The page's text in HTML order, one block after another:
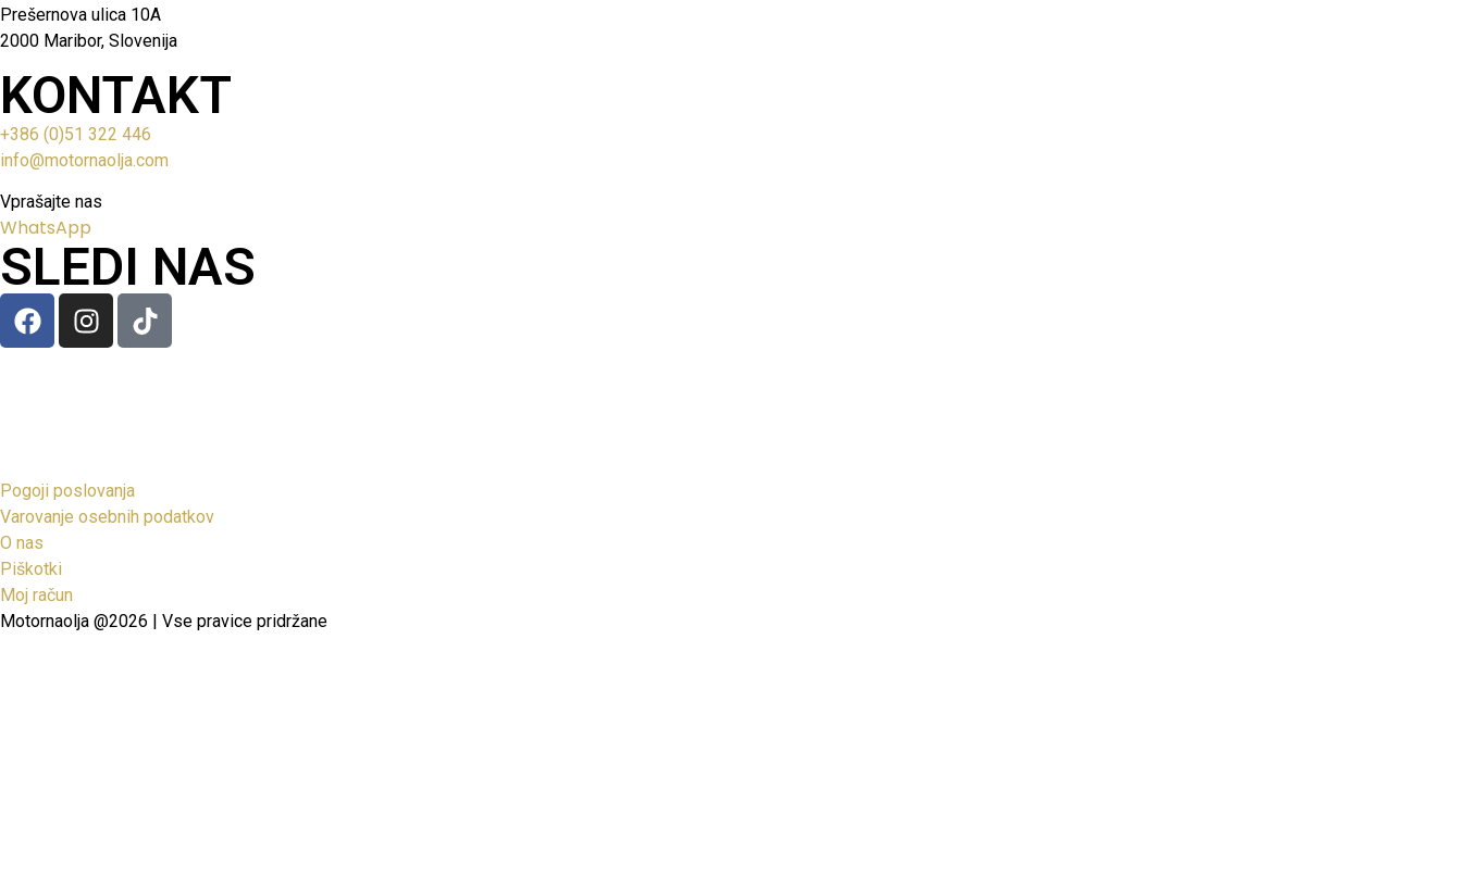
Prešernova ulica 10A
2000 Maribor, Slovenija
KONTAKT
+386 (0)51 322 446
info@motornaolja.com
Vprašajte nas
WhatsApp
SLEDI NAS
Pogoji poslovanja
Varovanje osebnih podatkov
O nas
Piškotki
Moj račun
Motornaolja @2026 | Vse pravice pridržane